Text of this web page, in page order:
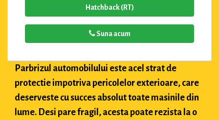
Hatchback (RT)
Suna acum
Parbrizul automobilului este acel strat de
protectie impotriva pericolelor exterioare, care
deserveste cu succes absolut toate masinile din
lume. Desi pare fragil, acesta poate rezista la o